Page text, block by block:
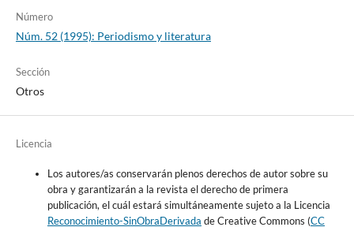
Número
Núm. 52 (1995): Periodismo y literatura
Sección
Otros
Licencia
Los autores/as conservarán plenos derechos de autor sobre su
obra y garantizarán a la revista el derecho de primera
publicación, el cuál estará simultáneamente sujeto a la Licencia
Reconocimiento-SinObraDerivada de Creative Commons (CC